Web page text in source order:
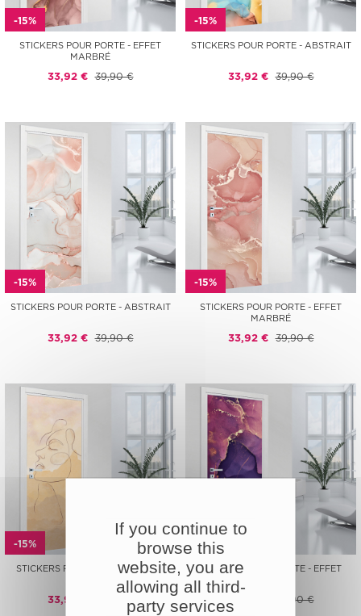
-15%
STICKERS POUR PORTE - EFFET
MARBRÉ
33,92 € 39,90 €
-15%
STICKERS POUR PORTE - ABSTRAIT
33,92 € 39,90 €
-15%
STICKERS POUR PORTE - ABSTRAIT
33,92 € 39,90 €
-15%
STICKERS POUR PORTE - EFFET
MARBRÉ
33,92 € 39,90 €
-15%
STICKERS POUR PORTE - VISAGE
33,92 €
-15%
STICKERS POUR PORTE - EFFET
39,90 €
If you continue to
browse this
website, you are
allowing all third-
party services